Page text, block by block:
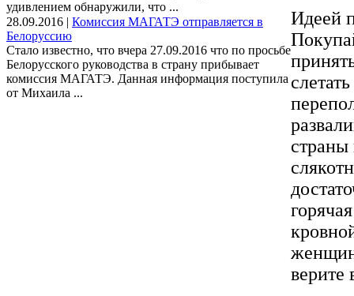
удивлением обнаружили, что ...
28.09.2016 | Комиссия МАГАТЭ отправляется в
Белоруссию
Стало известно, что вчера 27.09.2016 что по просьбе
Белорусского руководства в страну прибывает
комиссия МАГАТЭ. Данная информация поступила
от Михаила ...
Идеей
страны
верите